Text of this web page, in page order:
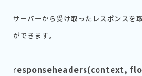
サーバーから受け取ったレスポンスを
ができます。
responseheaders(context,